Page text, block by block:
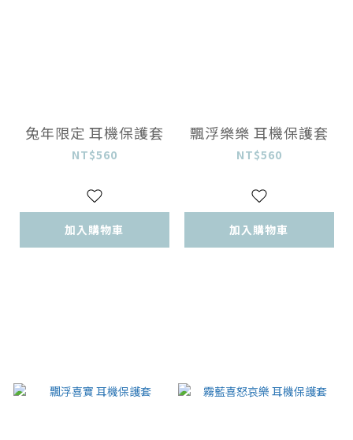
兔年限定 耳機保護套
NT$560
加入購物車
飄浮樂樂 耳機保護套
NT$560
加入購物車